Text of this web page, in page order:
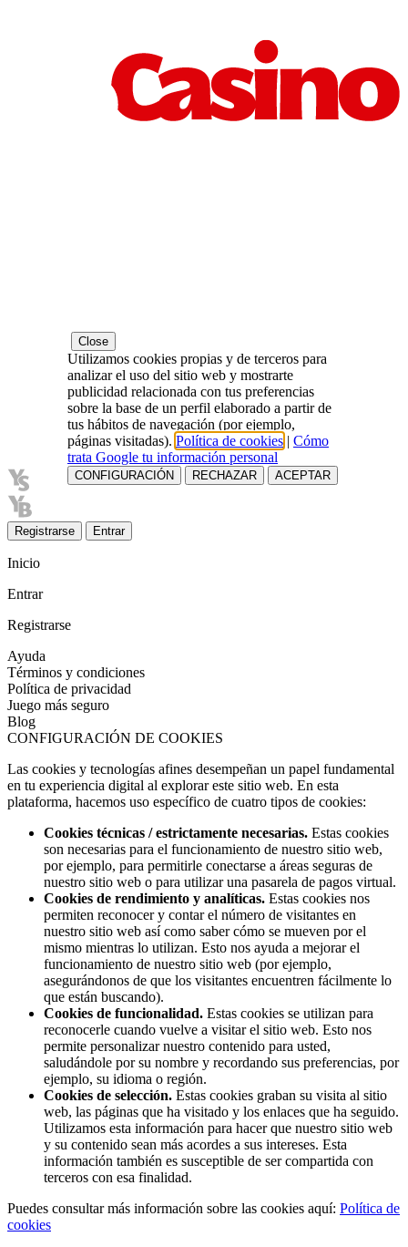
Registrarse Entrar
Inicio
Entrar
Registrarse
Ayuda
Términos y condiciones
Política de privacidad
Juego más seguro
Blog
CONFIGURACIÓN DE COOKIES
Las cookies y tecnologías afines desempeñan un papel fundamental
en tu experiencia digital al explorar este sitio web. En esta
plataforma, hacemos uso específico de cuatro tipos de cookies:
Cookies técnicas / estrictamente necesarias. Estas cookies
son necesarias para el funcionamiento de nuestro sitio web,
por ejemplo, para permitirle conectarse a áreas seguras de
nuestro sitio web o para utilizar una pasarela de pagos virtual.
Cookies de rendimiento y analíticas. Estas cookies nos
permiten reconocer y contar el número de visitantes en
nuestro sitio web así como saber cómo se mueven por el
mismo mientras lo utilizan. Esto nos ayuda a mejorar el
funcionamiento de nuestro sitio web (por ejemplo,
asegurándonos de que los visitantes encuentren fácilmente lo
que están buscando).
Cookies de funcionalidad. Estas cookies se utilizan para
reconocerle cuando vuelve a visitar el sitio web. Esto nos
permite personalizar nuestro contenido para usted,
saludándole por su nombre y recordando sus preferencias, por
ejemplo, su idioma o región.
Cookies de selección. Estas cookies graban su visita al sitio
web, las páginas que ha visitado y los enlaces que ha seguido.
Utilizamos esta información para hacer que nuestro sitio web
y su contenido sean más acordes a sus intereses. Esta
información también es susceptible de ser compartida con
terceros con esa finalidad.
Puedes consultar más información sobre las cookies aquí: Política de
cookies
Close
Utilizamos cookies propias y de terceros para
analizar el uso del sitio web y mostrarte
publicidad relacionada con tus preferencias
sobre la base de un perfil elaborado a partir de
tus hábitos de navegación (por ejemplo,
páginas visitadas). Política de cookies | Cómo
trata Google tu información personal
CONFIGURACIÓN RECHAZAR ACEPTAR